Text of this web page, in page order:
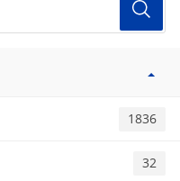
1836
32